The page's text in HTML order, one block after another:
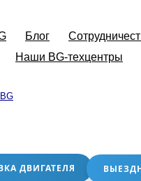
Блог
Наши BG-техцентры
ДВИГАТЕЛЯ